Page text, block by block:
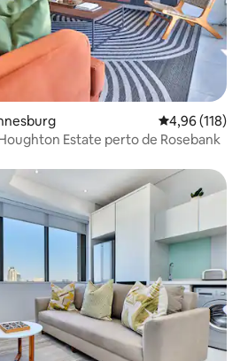
4,96 de uma
4,96 (118)
Estate perto de Rosebank